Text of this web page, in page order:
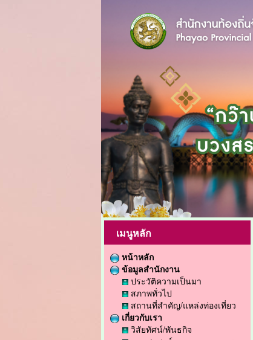
เมนูหลัก
หน้าหลัก
ข้อมูลสำนักงาน
ประวัติความเป็นมา
สภาพทั่วไป
สถานที่สำคัญ/แหล่งท่องเที่ยว
เกี่ยวกับเรา
วิสัยทัศน์/พันธกิจ